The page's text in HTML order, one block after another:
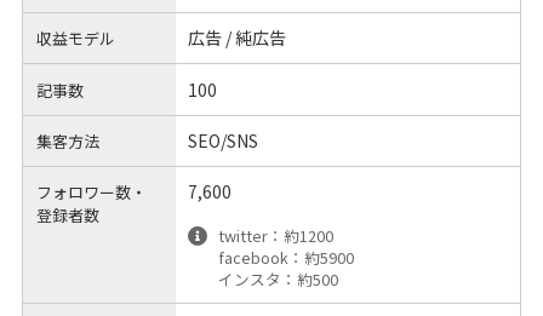
収益モデル 広告 / 純広告
記事数 100
集客方法 SEO/SNS
フォロワー数・
登録者数
7,600
twitter：約1200
facebook：約5900
インスタ：約500